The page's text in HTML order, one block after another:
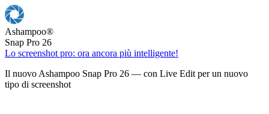
Ashampoo®
Snap Pro 26
Lo screenshot pro: ora ancora più intelligente!
Il nuovo Ashampoo Snap Pro 26 — con Live Edit per un nuovo
tipo di screenshot